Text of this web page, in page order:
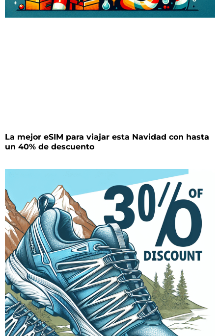
La mejor eSIM para viajar esta Navidad con hasta
un 40% de descuento